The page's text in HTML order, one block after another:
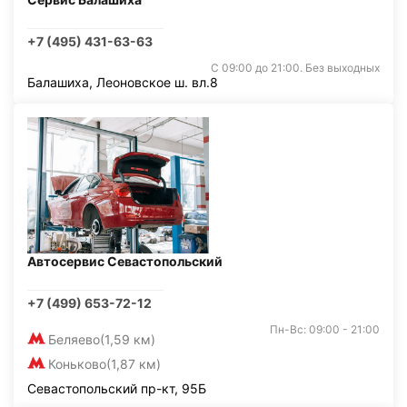
+7 (495) 431-63-63
С 09:00 до 21:00. Без выходных
Балашиха, Леоновское ш. вл.8
Автосервис Севастопольский
+7 (499) 653-72-12
Беляево(1,59 км)
Коньково(1,87 км)
Пн-Вс: 09:00 - 21:00
Севастопольский пр-кт, 95Б